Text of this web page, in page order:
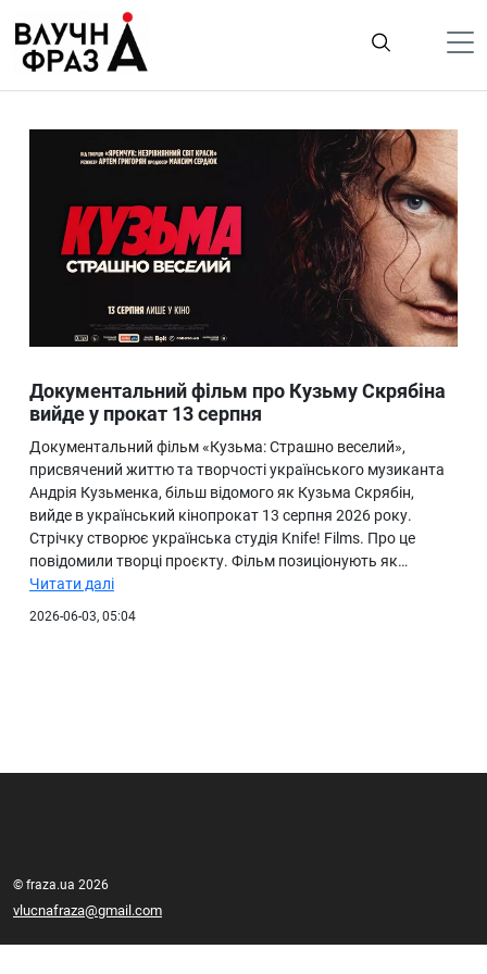
содержимому
Гроші
Життя
Лайфстайл
Людина
Ukraine
Про нас
Документальний фільм про Кузьму Скрябіна
вийде у прокат 13 серпня
Документальний фільм «Кузьма: Страшно веселий»,
присвячений життю та творчості українського музиканта
Андрія Кузьменка, більш відомого як Кузьма Скрябін,
вийде в український кінопрокат 13 серпня 2026 року.
Стрічку створює українська студія Knife! Films. Про це
повідомили творці проєкту. Фільм позиціонують як…
Читати далі
2026-06-03, 05:04
© fraza.ua 2026
vlucnafraza@gmail.com